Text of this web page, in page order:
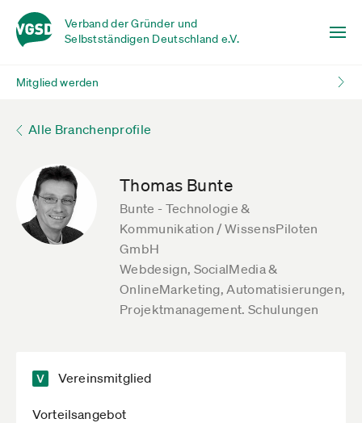
Verband der Gründer und
Selbstständigen Deutschland e.V.
Mitglied werden
Alle Branchenprofile
Thomas Bunte
Bunte - Technologie &
Kommunikation / WissensPiloten
GmbH
Webdesign, SocialMedia &
OnlineMarketing, Automatisierungen,
Projektmanagement. Schulungen
Vereinsmitglied
Vorteilsangebot